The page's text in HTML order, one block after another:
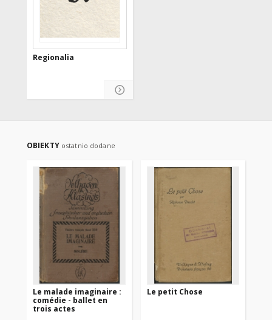
Regionalia
OBIEKTY ostatnio dodane
Le malade imaginaire :
comédie - ballet en
trois actes
Le petit Chose